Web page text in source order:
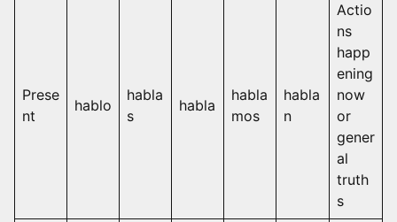
Prese
nt
hablo
habla
s
habla
habla
mos
habla
n
Actio
ns
happ
ening
now
or
gener
al
truth
s